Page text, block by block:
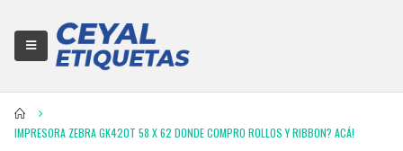
IMPRESORA ZEBRA GK420T 58 X 62 DONDE COMPRO ROLLOS Y RIBBON? ACÁ!